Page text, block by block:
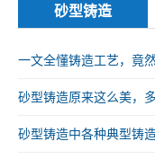
砂型铸造
一文全懂铸造工艺，竟
砂型铸造原来这么美，
砂型铸造中各种典型铸